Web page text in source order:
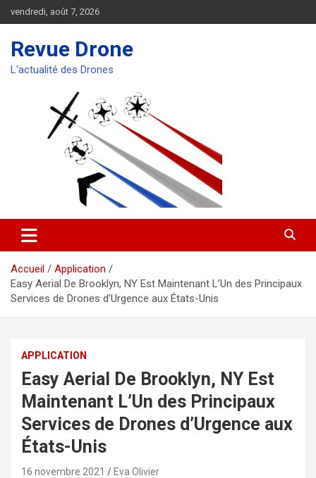
au
vendredi, août 7, 2026
Revue Drone
L'actualité des Drones
Accueil
Application
Easy Aerial De Brooklyn, NY Est Maintenant L’Un des Principaux
Services de Drones d’Urgence aux États-Unis
APPLICATION
Easy Aerial De Brooklyn, NY Est
Maintenant L’Un des Principaux
Services de Drones d’Urgence aux
États-Unis
16 novembre 2021 Eva Olivier